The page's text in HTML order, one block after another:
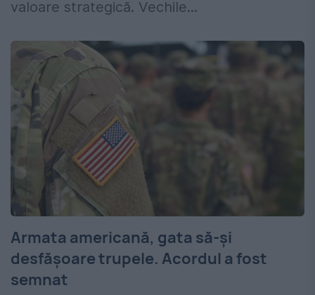
valoare strategică. Vechile...
Armata americană, gata să-și
desfășoare trupele. Acordul a fost
semnat